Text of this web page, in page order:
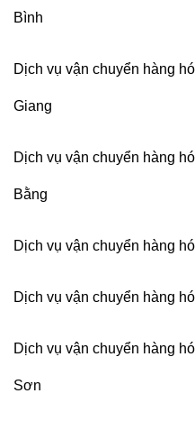
Bình
Dịch vụ vận chuyển hàng
Giang
Dịch vụ vận chuyển hàng
Bằng
Dịch vụ vận chuyển hàng
Dịch vụ vận chuyển hàng
Dịch vụ vận chuyển hàng
Sơn